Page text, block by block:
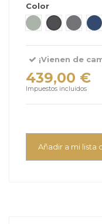
Color
Nordic Bloom
CoastalArctic
¡Vienen de
439,00 €
Impuestos incluidos
Añadir a mi lista